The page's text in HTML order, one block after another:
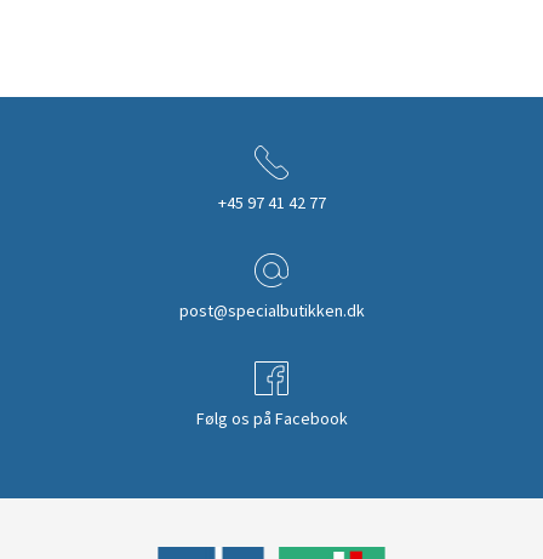
+45 97 41 42 77
post@specialbutikken.dk
Følg os på Facebook